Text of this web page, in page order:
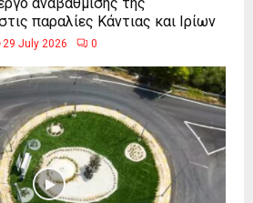
παραλίες Κάντιας και Ιρίων
29 July 2026 0